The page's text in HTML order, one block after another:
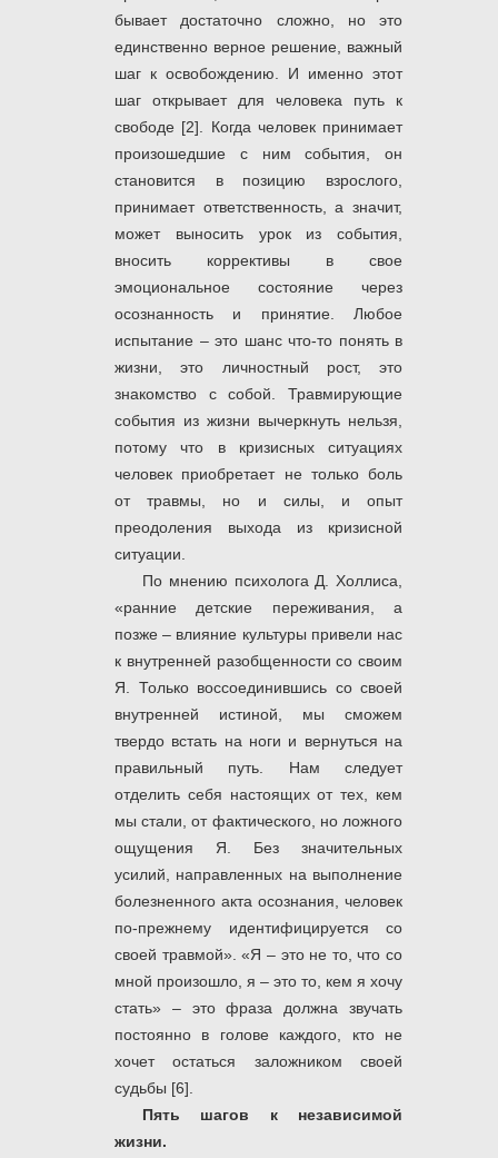
бывает достаточно сложно, но это
единственно верное решение, важный
шаг к освобождению. И именно этот
шаг открывает для человека путь к
свободе [2]. Когда человек принимает
произошедшие с ним события, он
становится в позицию взрослого,
принимает ответственность, а значит,
может выносить урок из события,
вносить коррективы в свое
эмоциональное состояние через
осознанность и принятие. Любое
испытание – это шанс что-то понять в
жизни, это личностный рост, это
знакомство с собой. Травмирующие
события из жизни вычеркнуть нельзя,
потому что в кризисных ситуациях
человек приобретает не только боль
от травмы, но и силы, и опыт
преодоления выхода из кризисной
ситуации.
По мнению психолога Д. Холлиса,
«ранние детские переживания, а
позже – влияние культуры привели нас
к внутренней разобщенности со своим
Я. Только воссоединившись со своей
внутренней истиной, мы сможем
твердо встать на ноги и вернуться на
правильный путь. Нам следует
отделить себя настоящих от тех, кем
мы стали, от фактического, но ложного
ощущения Я. Без значительных
усилий, направленных на выполнение
болезненного акта осознания, человек
по-прежнему идентифицируется со
своей травмой». «Я – это не то, что со
мной произошло, я – это то, кем я хочу
стать» – это фраза должна звучать
постоянно в голове каждого, кто не
хочет остаться заложником своей
судьбы [6].
Пять шагов к независимой
жизни.